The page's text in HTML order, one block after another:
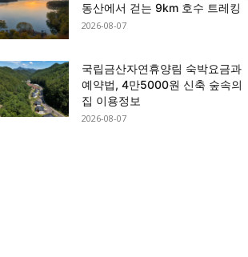
동산에서 걷는 9km 호수 트레킹
2026-08-07
국립금산자연휴양림 숙박요금과
예약법, 4만5000원 신축 숲속의
집 이용정보
2026-08-07